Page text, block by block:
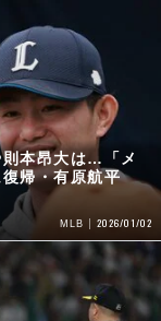
本昂大は…「メ
帰・有原航平
MLB 2026/01/02